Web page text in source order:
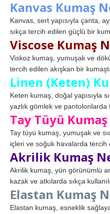
Kanvas Kumaş
Kanvas, sert yapısıyla çanta,
sıkça tercih edilen güçlü bir
Viscose Kumaş
Viskoz kumaş, yumuşak ve
tercih edilen akışkan bir
Linen (Keten)
Keten kumaş, doğal yapısıyla
yazlık gömlek ve pantolonlarda
Tay Tüyü
Tay tüyü kumaş, yumuşak ve
içleri ve soğuk havalarda tercih
Akrilik Kumaş
Akrilik kumaş, yün görünümlü
kazak ve atkılarda sıkça
Elastan Kumaş
Elastan kumaş, esneklik